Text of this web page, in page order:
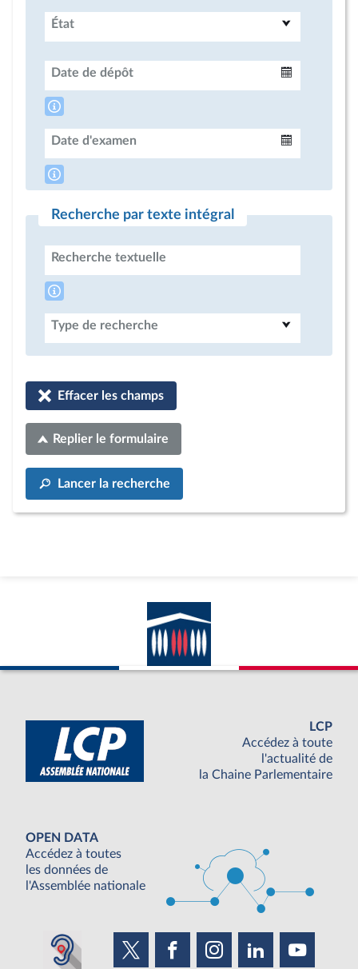
État
Date de dépôt
Date d'examen
Recherche par texte intégral
Recherche textuelle
Type de recherche
Effacer les champs
Replier le formulaire
Lancer la recherche
LCP
Accédez à toute
l'actualité de
la Chaine Parlementaire
OPEN DATA
Accédez à toutes
les données de
l'Assemblée nationale